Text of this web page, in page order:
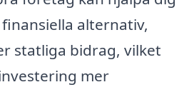
alternativ,
statliga bidrag, vilket
mer